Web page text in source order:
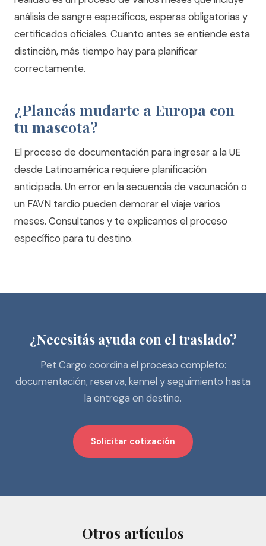
análisis de sangre específicos, esperas obligatorias y
certificados oficiales. Cuanto antes se entiende esta
distinción, más tiempo hay para planificar
correctamente.
¿Planeás mudarte a Europa con
tu mascota?
El proceso de documentación para ingresar a la UE
desde Latinoamérica requiere planificación
anticipada. Un error en la secuencia de vacunación o
un FAVN tardío pueden demorar el viaje varios
meses. Consultanos y te explicamos el proceso
específico para tu destino.
¿Necesitás ayuda con el traslado?
Pet Cargo coordina el proceso completo:
documentación, reserva, kennel y seguimiento hasta
la entrega en destino.
Solicitar cotización
Otros artículos